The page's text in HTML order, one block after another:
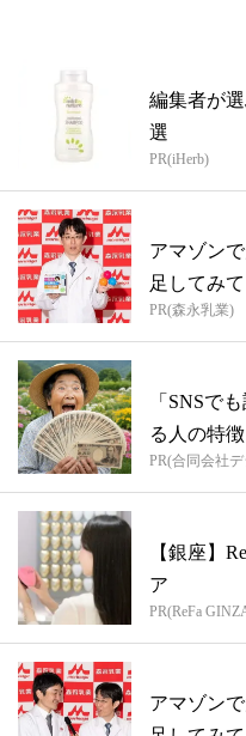
編集者が
選
PR(iHerb)
アマゾン
足してみて
PR(森永乳業)
「SNSで
る人の特徴
PR(合同会社
【銀座】
ア
PR(ReFa
アマゾン